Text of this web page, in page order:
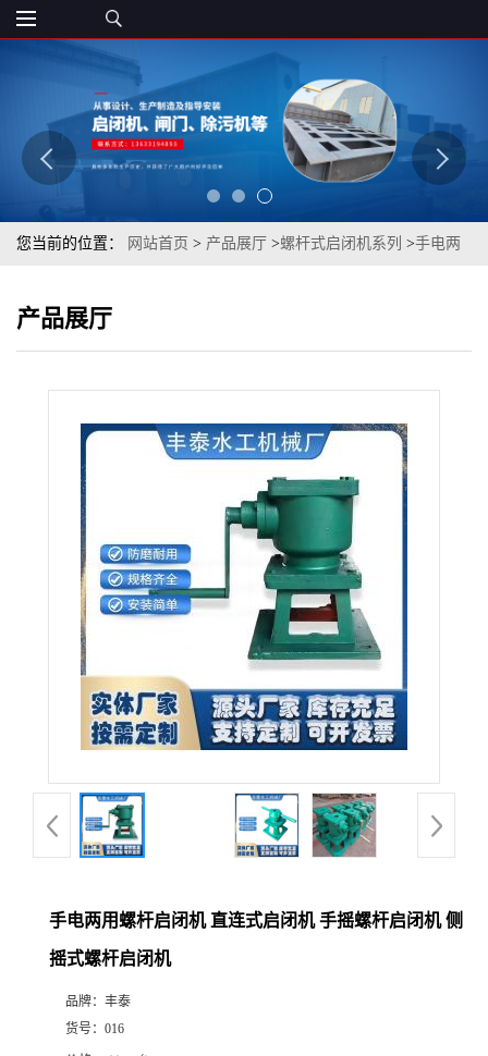
您当前的位置： 网站首页 > 产品展厅 >螺杆式启闭机系列 >手电两
产品展厅
手电两用螺杆启闭机 直连式启闭机 手摇螺杆启闭机 侧
摇式螺杆启闭机
品牌： 丰泰
货号： 016